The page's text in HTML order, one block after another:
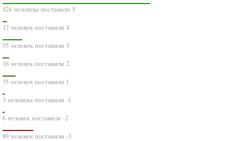
424 человека поставили 5
12 человек поставили 4
55 человек поставили 3
16 человек поставили 2
35 человек поставили 1
3 человека поставили -1
6 человек поставили -2
89 человек поставили -3